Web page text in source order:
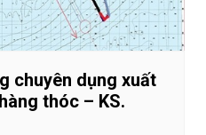
chuyên dụng xuất
thóc – KS.